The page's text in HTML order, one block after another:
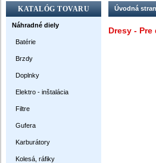
KATALÓG TOVARU
Náhradné diely
Batérie
Brzdy
Doplnky
Elektro - inštalácia
Filtre
Gufera
Karburátory
Kolesá, ráfiky
Úvodná
Dresy -